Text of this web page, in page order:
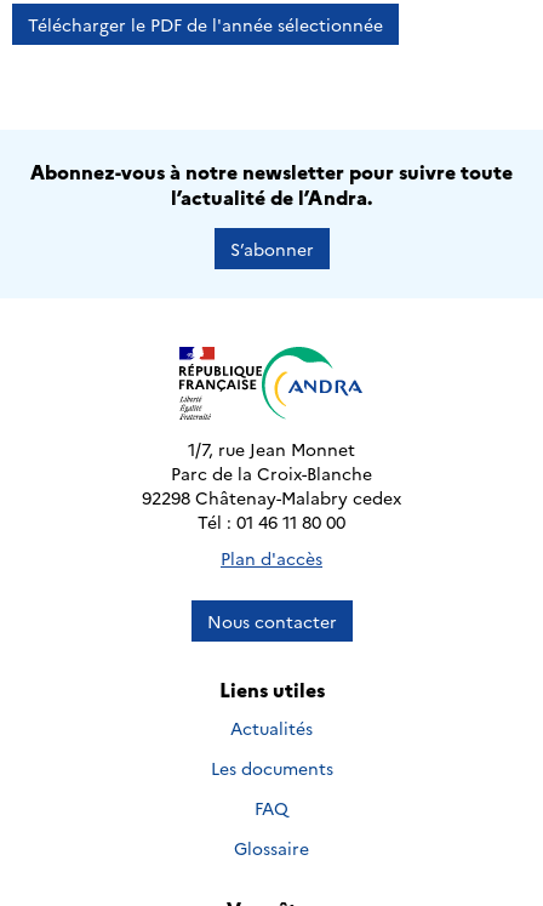
Télécharger le PDF de l'année sélectionnée
Abonnez-vous à notre newsletter pour suivre toute
l’actualité de l’Andra.
S’abonner
1/7, rue Jean Monnet
Parc de la Croix-Blanche
92298 Châtenay-Malabry cedex
Tél : 01 46 11 80 00
Plan d'accès
Nous contacter
Liens utiles
Actualités
Les documents
FAQ
Glossaire